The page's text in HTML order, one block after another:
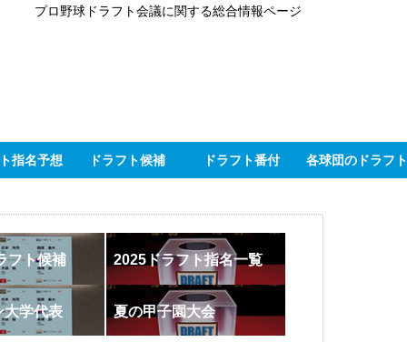
プロ野球ドラフト会議に関する総合情報ページ
指名予想 ドラフト候補 ドラフト番付 各球団のドラフト
フト候補 2025ドラフト指名一覧
大学代表 夏の甲子園大会